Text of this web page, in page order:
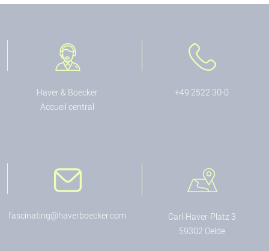
Haver & Boecker
Accueil central
+49 2522 30-0
fascinating@haverboecker.com
Carl-Haver-Platz 3
59302 Oelde